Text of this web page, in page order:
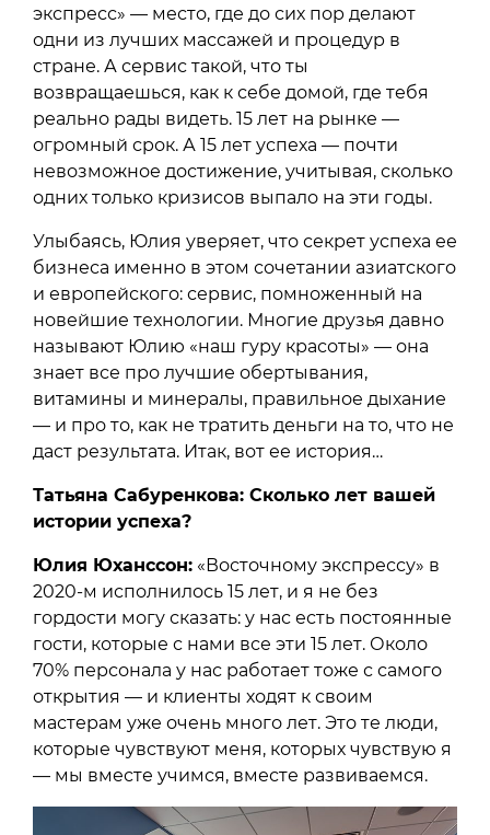
экспресс» — место, где до сих пор делают
одни из лучших массажей и процедур в
стране. А сервис такой, что ты
возвращаешься, как к себе домой, где тебя
реально рады видеть. 15 лет на рынке —
огромный срок. А 15 лет успеха — почти
невозможное достижение, учитывая, сколько
одних только кризисов выпало на эти годы.
Улыбаясь, Юлия уверяет, что секрет успеха ее
бизнеса именно в этом сочетании азиатского
и европейского: сервис, помноженный на
новейшие технологии. Многие друзья давно
называют Юлию «наш гуру красоты» — она
знает все про лучшие обертывания,
витамины и минералы, правильное дыхание
— и про то, как не тратить деньги на то, что не
даст результата. Итак, вот ее история…
Татьяна Сабуренкова: Сколько лет вашей
истории успеха?
Юлия Юханссон: «Восточному экспрессу» в
2020-м исполнилось 15 лет, и я не без
гордости могу сказать: у нас есть постоянные
гости, которые с нами все эти 15 лет. Около
70% персонала у нас работает тоже с самого
открытия — и клиенты ходят к своим
мастерам уже очень много лет. Это те люди,
которые чувствуют меня, которых чувствую я
— мы вместе учимся, вместе развиваемся.